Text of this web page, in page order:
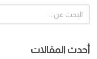
أحدث المقالات